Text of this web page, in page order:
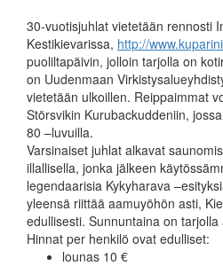
30-vuotisjuhlat vietetään rennosti
Kestikievarissa, http://
puoliltapäivin, jolloin tarjolla on
on Uudenmaan
vietetään ulkoillen. Reippaimmat
Störsvikin Kurubackuddeniin,
80 –luvuilla.
Varsinaiset juhlat alkavat
illallisella, jonka jälkeen
legendaarisia Kykyharava
yleensä riittää aamuyöhön asti,
edullisesti. Sunnuntaina on tarjolla
Hinnat per henkilö ovat edulliset:
lounas 10 €